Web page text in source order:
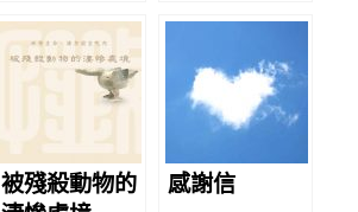
被殘殺動物的
感謝信